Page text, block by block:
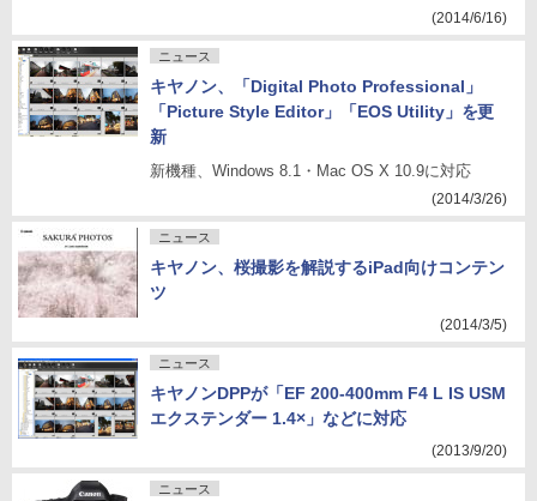
(2014/6/16)
ニュース
キヤノン、「Digital Photo Professional」
「Picture Style Editor」「EOS Utility」を更
新
新機種、Windows 8.1・Mac OS X 10.9に対応
(2014/3/26)
ニュース
キヤノン、桜撮影を解説するiPad向けコンテン
ツ
(2014/3/5)
ニュース
キヤノンDPPが「EF 200-400mm F4 L IS USM
エクステンダー 1.4×」などに対応
(2013/9/20)
ニュース